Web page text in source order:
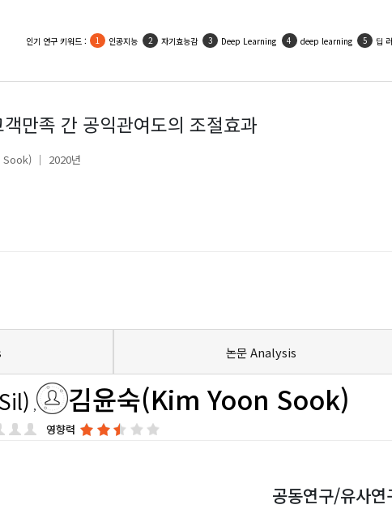
인기 연구 키워드 : 인공지능 자기효능감 Deep Learning deep learning 딥
만족 간 공익관여도의 조절효과
Sook) 2020년
논문 Analysis
김윤숙(Kim Yoon Sook)
영향력
공동연구/유사연